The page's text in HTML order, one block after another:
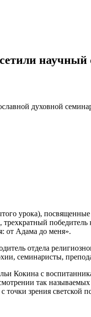
joomla3-
научный
духовной
урока),
от Адама до меня».
отдела
семинаристы,
Кокина с
так
точки зрения светской